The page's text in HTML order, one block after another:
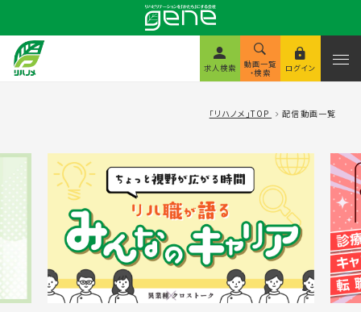
求人検索 動画一覧
・検索 ログイン
「リハノメ」TOP 配信動画一覧